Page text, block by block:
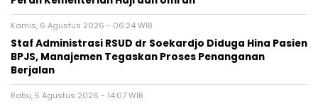
Kamis, 6 Agustus 2026 - 06:24 WIB
Staf Administrasi RSUD dr Soekardjo Diduga Hina Pasien
BPJS, Manajemen Tegaskan Proses Penanganan
Berjalan
Rabu, 5 Agustus 2026 - 14:07 WIB